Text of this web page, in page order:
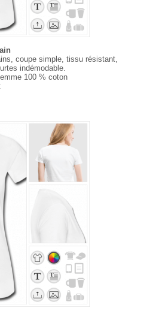
coupe simple, tissu résistant,
indémodable.
100 % coton